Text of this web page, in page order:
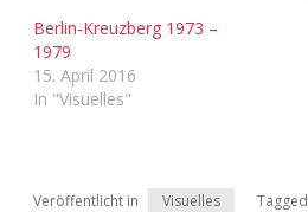
Berlin-Kreuzberg 1973 –
1979
15. April 2016
In "Visuelles"
Veröffentlicht in Visuelles Tagged